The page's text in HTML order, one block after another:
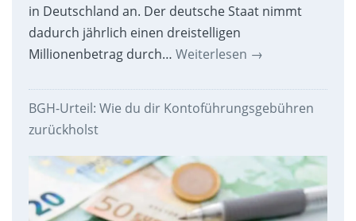
in Deutschland an. Der deutsche Staat nimmt
dadurch jährlich einen dreistelligen
Millionenbetrag durch… Weiterlesen →
BGH-Urteil: Wie du dir Kontoführungsgebühren
zurückholst